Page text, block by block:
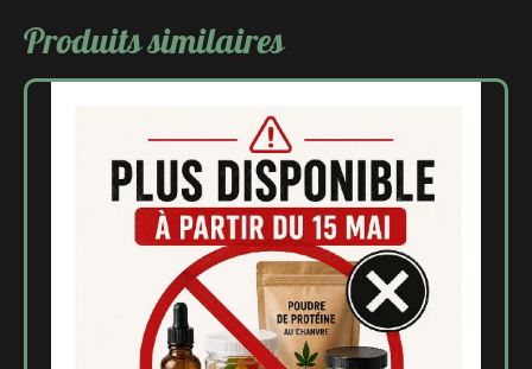
Produits similaires